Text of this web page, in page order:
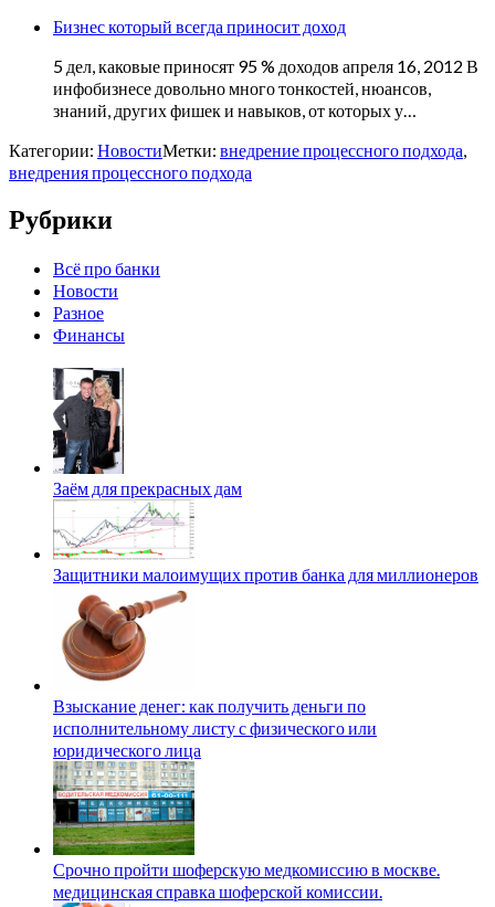
Бизнес который всегда приносит доход
5 дел, каковые приносят 95 % доходов апреля 16, 2012 В
инфобизнесе довольно много тонкостей, нюансов,
знаний, других фишек и навыков, от которых у…
Категории: НовостиМетки: внедрение процессного подхода,
внедрения процессного подхода
Рубрики
Всё про банки
Новости
Разное
Финансы
Заём для прекрасных дам
Защитники малоимущих против банка для миллионеров
Взыскание денег: как получить деньги по
исполнительному листу с физического или
юридического лица
Срочно пройти шоферскую медкомиссию в москве.
медицинская справка шоферской комиссии.